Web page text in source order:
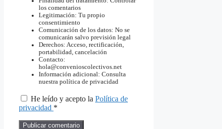
los comentarios
Legitimación: Tu propio
consentimiento
Comunicación de los datos: No se
comunicarán salvo previsión legal
Derechos: Acceso, rectificación,
portabilidad, cancelación
Contacto:
hola@convenioscolectivos.net
Información adicional: Consulta
nuestra política de privacidad
He leído y acepto la Política de
privacidad *